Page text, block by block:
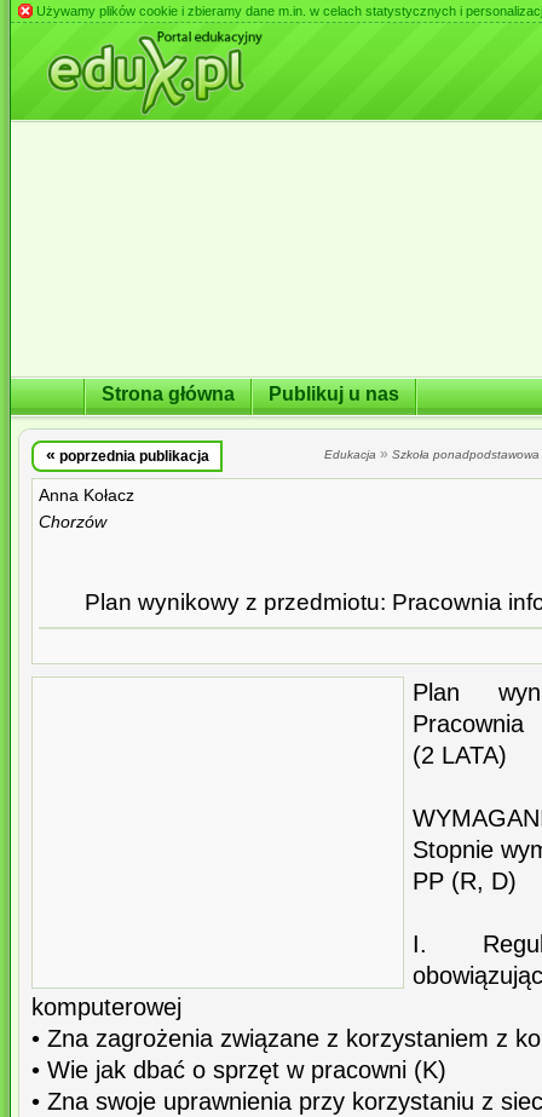
Używamy plików cookie i zbieramy dane m.in. w celach statystycznych i
Strona główna Publikuj u nas
« poprzednia publikacja Edukacja » Szkoła ponadpodstawowa
Anna Kołacz
Chorzów
Plan wynikowy z przedmiotu: Pracownia
Plan
Pracownia
(2 LATA)
Stopnie
PP (R, D)
I.
komputerowej
• Zna zagrożenia związane z korzystaniem z
• Wie jak dbać o sprzęt w pracowni (K)
• Zna swoje uprawnienia przy korzystaniu z